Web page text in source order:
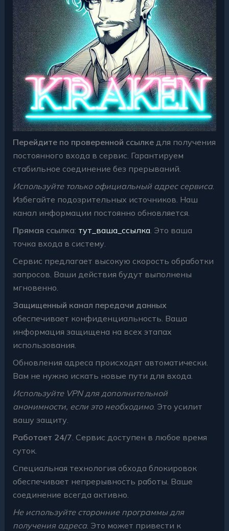
Перейдите по проверенной ссылкедля получения
постоянного входа в сервис. Гарантируем
стабильное соединение без прерываний.
Используйте только официальный адрес сервиса.
Избегайте подозрительных источников. Наш
канал информации постоянно обновляется.
Прямая ссылка: тут_ваша_ссылка. Это ваша
точка входа в систему.
Сервис предлагает высокую скорость обработки
запросов. Ваши действия будут выполнены
мгновенно.
Защищенный канал передачи данных
обеспечивает конфиденциальность. Ваша
информация защищена на всех этапах
использования.
Обновления адреса происходят автоматически.
Вам не нужно искать новые пути для входа.
Используйте VPN для дополнительной
анонимности, если это необходимо. Это усилит
вашу защиту.
Работает 24/7 . Сервис доступен в любое время
суток.
Специальная технология обхода блокировок
обеспечивает непрерывность работы. Ваше
соединение всегда активно.
Не используйте сторонние программы для
получения адреса. Это может привести к